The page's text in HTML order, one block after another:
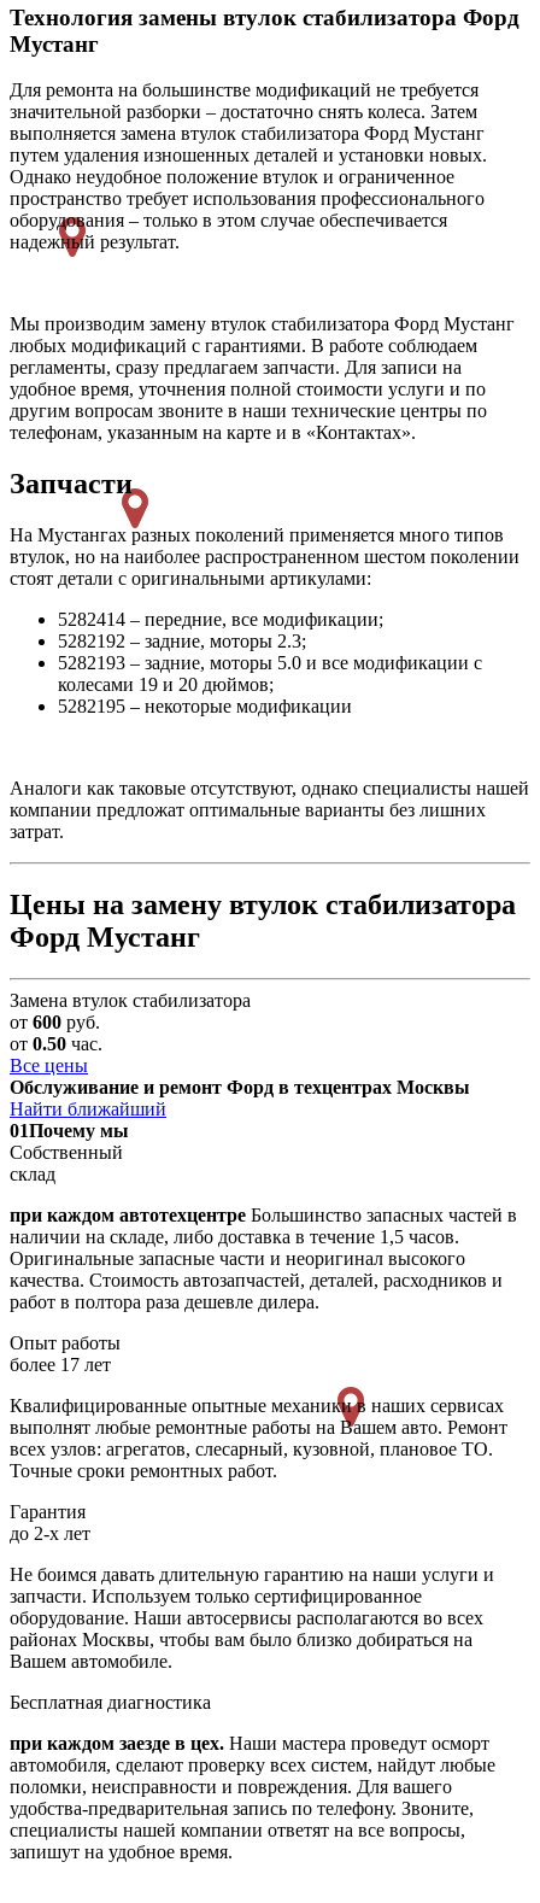
Технология замены втулок стабилизатора Форд
Мустанг
Для ремонта на большинстве модификаций не требуется
значительной разборки – достаточно снять колеса. Затем
выполняется замена втулок стабилизатора Форд Мустанг
путем удаления изношенных деталей и установки новых.
Однако неудобное положение втулок и ограниченное
пространство требует использования профессионального
оборудования – только в этом случае обеспечивается
надежный результат.
Мы производим замену втулок стабилизатора Форд Мустанг
любых модификаций с гарантиями. В работе соблюдаем
регламенты, сразу предлагаем запчасти. Для записи на
удобное время, уточнения полной стоимости услуги и по
другим вопросам звоните в наши технические центры по
телефонам, указанным на карте и в «Контактах».
Запчасти
На Мустангах разных поколений применяется много типов
втулок, но на наиболее распространенном шестом поколении
стоят детали с оригинальными артикулами:
5282414 – передние, все модификации;
5282192 – задние, моторы 2.3;
5282193 – задние, моторы 5.0 и все модификации с
колесами 19 и 20 дюймов;
5282195 – некоторые модификации
Аналоги как таковые отсутствуют, однако специалисты нашей
компании предложат оптимальные варианты без лишних
затрат.
Цены на замену втулок стабилизатора
Форд Мустанг
Замена втулок стабилизатора
от 600 руб.
от 0.50 час.
Все цены
Обслуживание и ремонт Форд в техцентрах Москвы
Найти ближайший
01Почему мы
Собственный
склад
при каждом автотехцентре Большинство запасных частей в
наличии на складе, либо доставка в течение 1,5 часов.
Оригинальные запасные части и неоригинал высокого
качества. Стоимость автозапчастей, деталей, расходников и
работ в полтора раза дешевле дилера.
Опыт работы
более 17 лет
Квалифицированные опытные механики в наших сервисах
выполнят любые ремонтные работы на Вашем авто. Ремонт
всех узлов: агрегатов, слесарный, кузовной, плановое ТО.
Точные сроки ремонтных работ.
Гарантия
до 2-х лет
Не боимся давать длительную гарантию на наши услуги и
запчасти. Используем только сертифицированное
оборудование. Наши автосервисы располагаются во всех
районах Москвы, чтобы вам было близко добираться на
Вашем автомобиле.
Бесплатная диагностика
при каждом заезде в цех. Наши мастера проведут осморт
автомобиля, сделают проверку всех систем, найдут любые
поломки, неисправности и повреждения. Для вашего
удобства-предварительная запись по телефону. Звоните,
специалисты нашей компании ответят на все вопросы,
запишут на удобное время.